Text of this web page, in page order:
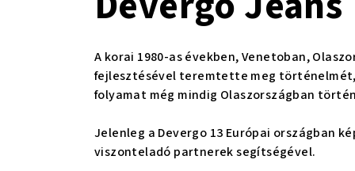
A korai 1980-as években, Venetoban,
fejlesztésével teremtette meg
folyamat még mindig Olaszországban
Jelenleg a Devergo 13 Európai országban
viszonteladó partnerek segítségével.